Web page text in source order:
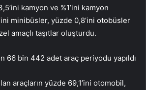
kamyon ve %1’ini kamyon
minibüsler, yüzde 0,8’ini otobüsler
amaçlı taşıtlar oluşturdu.
66 bin 442 adet araç periyodu yapıldı
araçların yüzde 69,1’ini otomobil,